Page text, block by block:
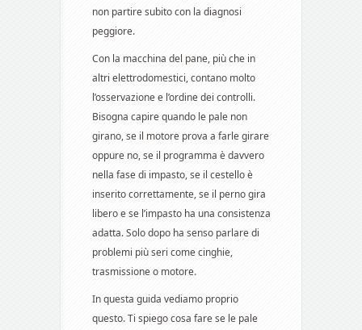
non partire subito con la diagnosi
peggiore.
Con la macchina del pane, più che in
altri elettrodomestici, contano molto
l’osservazione e l’ordine dei controlli.
Bisogna capire quando le pale non
girano, se il motore prova a farle girare
oppure no, se il programma è davvero
nella fase di impasto, se il cestello è
inserito correttamente, se il perno gira
libero e se l’impasto ha una consistenza
adatta. Solo dopo ha senso parlare di
problemi più seri come cinghie,
trasmissione o motore.
In questa guida vediamo proprio
questo. Ti spiego cosa fare se le pale